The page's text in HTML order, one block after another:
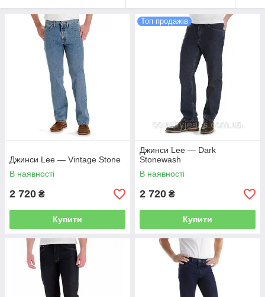
Джинси Lee — Vintage Stone
В наявності
2 720 ₴
Купити
Топ продажів
Джинси Lee — Dark
Stonewash
В наявності
2 720 ₴
Купити